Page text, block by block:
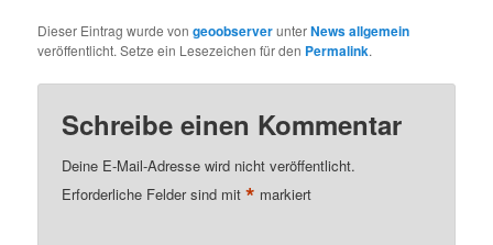
Dieser Eintrag wurde vongeoobserverunterNews allgemein
veröffentlicht. Setze ein Lesezeichen für den Permalink.
Schreibe einen Kommentar
Deine E-Mail-Adresse wird nicht veröffentlicht.
Erforderliche Felder sind mit* markiert